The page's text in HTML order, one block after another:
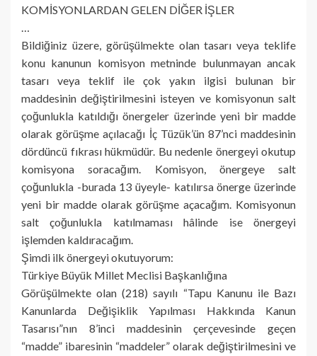
KOMİSYONLARDAN GELEN DİĞER İŞLER
…
Bildiğiniz üzere, görüşülmekte olan tasarı veya teklife
konu kanunun komisyon metninde bulunmayan ancak
tasarı veya teklif ile çok yakın ilgisi bulunan bir
maddesinin değiştirilmesini isteyen ve komisyonun salt
çoğunlukla katıldığı önergeler üzerinde yeni bir madde
olarak görüşme açılacağı İç Tüzük’ün 87’nci maddesinin
dördüncü fıkrası hükmüdür. Bu nedenle önergeyi okutup
komisyona soracağım. Komisyon, önergeye salt
çoğunlukla -burada 13 üyeyle- katılırsa önerge üzerinde
yeni bir madde olarak görüşme açacağım. Komisyonun
salt çoğunlukla katılmaması hâlinde ise önergeyi
işlemden kaldıracağım.
Şimdi ilk önergeyi okutuyorum:
Türkiye Büyük Millet Meclisi Başkanlığına
Görüşülmekte olan (218) sayılı “Tapu Kanunu ile Bazı
Kanunlarda Değişiklik Yapılması Hakkında Kanun
Tasarısı”nın 8’inci maddesinin çerçevesinde geçen
“madde” ibaresinin “maddeler” olarak değiştirilmesini ve